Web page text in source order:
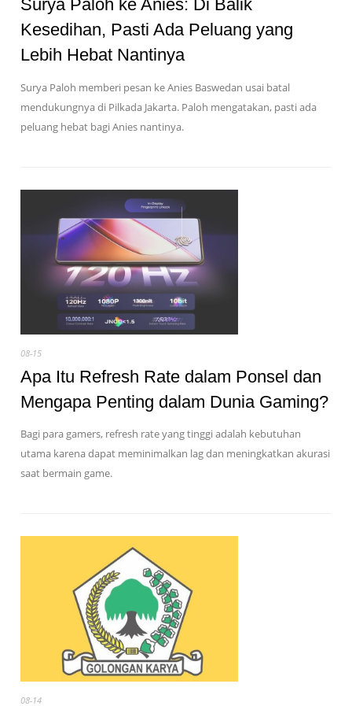
Surya Paloh ke Anies: Di Balik
Kesedihan, Pasti Ada Peluang yang
Lebih Hebat Nantinya
Surya Paloh memberi pesan ke Anies Baswedan usai batal
mendukungnya di Pilkada Jakarta. Paloh mengatakan, pasti ada
peluang hebat bagi Anies nantinya.
08-15
Apa Itu Refresh Rate dalam Ponsel dan
Mengapa Penting dalam Dunia Gaming?
Bagi para gamers, refresh rate yang tinggi adalah kebutuhan
utama karena dapat meminimalkan lag dan meningkatkan akurasi
saat bermain game.
08-14